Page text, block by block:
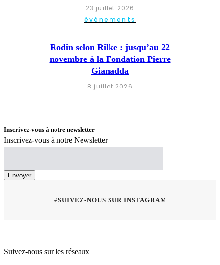
23 juillet 2026
évènements
Rodin selon Rilke : jusqu’au 22
novembre à la Fondation Pierre
Gianadda
8 juillet 2026
Inscrivez-vous à notre newsletter
Inscrivez-vous à notre Newsletter
#SUIVEZ-NOUS SUR INSTAGRAM
Suivez-nous sur les réseaux